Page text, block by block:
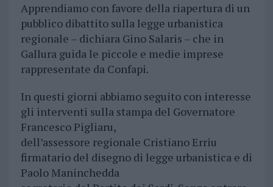
Apprendiamo con favore della riapertura di un
pubblico dibattito sulla legge urbanistica
regionale – dichiara Gino Salaris – che in
Gallura guida le piccole e medie imprese
rappresentate da Confapi.
In questi giorni abbiamo seguito con interesse
gli interventi sulla stampa del Governatore
Francesco Pigliaru,
dell’assessore regionale Cristiano Erriu
firmatario del disegno di legge urbanistica e di
Paolo Maninchedda